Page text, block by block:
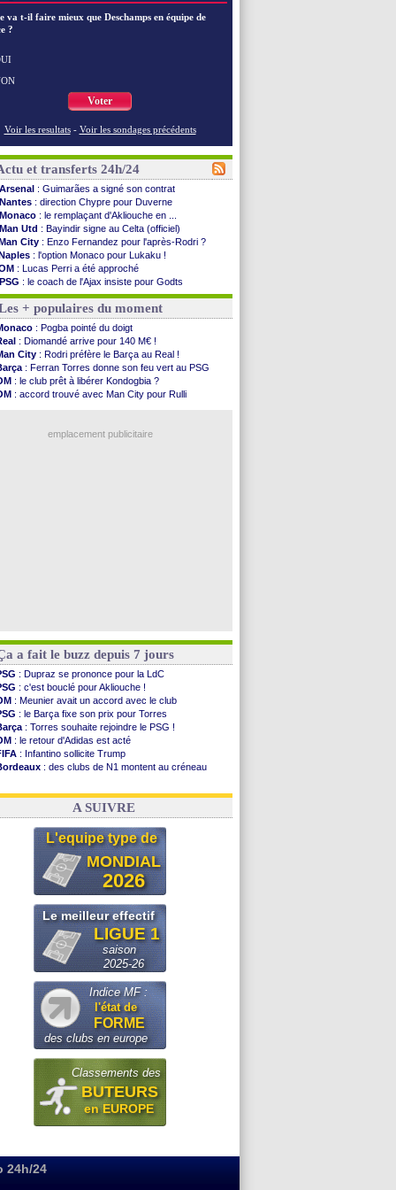
va t-il faire mieux que Deschamps en équipe de
?
Voter
Voir les resultats - Voir les sondages précédents
et transferts 24h/24
Arsenal : Guimarães a signé son contrat
Nantes : direction Chypre pour Duverne
Monaco : le remplaçant d'Akliouche en ...
Man Utd : Bayindir signe au Celta (officiel)
City : Enzo Fernandez pour l'après-Rodri ?
: l'option Monaco pour Lukaku !
: Lucas Perri a été approché
PSG : le coach de l'Ajax insiste pour Godts
PSG: une 2e offre en préparation pour Godts
Francfort: Dina Ebimbe signe à Schalke (off.)
Strasbourg: Saïdou Sow prêté à Nantes (off.)
Monaco : Filipe Luis aimerait garder Balogun
Dortmund: Newcastle est prévenu pour Nmecha
Barça: première offre à 45 M€ pour Rodri ?
Argentine: le soutien très appuyé à Infantino
Tottenham: Van de Ven va prolonger
Barça: l'agent de Rodri confirme !
: Embolo a des pistes alléchantes
+ populaires du moment
: Pogba pointé du doigt
: Diomandé arrive pour 140 M€ !
City : Rodri préfère le Barça au Real !
: Ferran Torres donne son feu vert au PSG
: le club prêt à libérer Kondogbia ?
: accord trouvé avec Man City pour Rulli
emplacement publicitaire
a fait le buzz depuis 7 jours
: Dupraz se prononce pour la LdC
: c'est bouclé pour Akliouche !
: Meunier avait un accord avec le club
: le Barça fixe son prix pour Torres
: Torres souhaite rejoindre le PSG !
: le retour d'Adidas est acté
: Infantino sollicite Trump
: des clubs de N1 montent au créneau
: le démenti de Leipzig pour Diomandé
A SUIVRE
L'equipe type de
MONDIAL
2026
Le meilleur effectif
LIGUE 1
saison
2025-26
Indice MF :
l'état de
FORME
des clubs en europe
Classements des
BUTEURS
en EUROPE
24h/24